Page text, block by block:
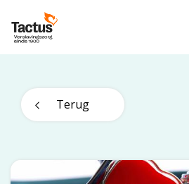
Spring naar content
Terug